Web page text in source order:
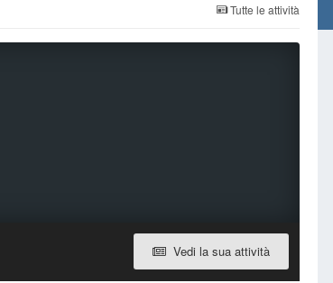
Tutte le attività
Vedi la sua attività